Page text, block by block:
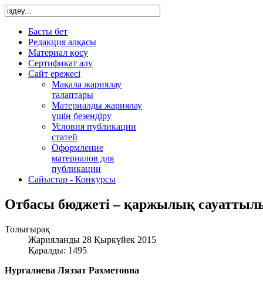
Басты бет
Редакция алқасы
Материал қосу
Сертификат алу
Сайт ережесі
Мақала жариялау
талаптары
Материалды жариялау
үшін безендіру
Условия публикации
статей
Оформление
материалов для
публикации
Сайыстар - Конкурсы
Отбасы бюджеті – қаржылық
Толығырақ
Жарияланды 28 Қыркүйек 2015
Қаралды: 1495
Нургалиева Ляззат Рахметовна